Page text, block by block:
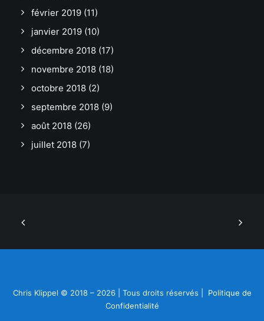
février 2019 (11)
janvier 2019 (10)
décembre 2018 (17)
novembre 2018 (18)
octobre 2018 (2)
septembre 2018 (9)
août 2018 (26)
juillet 2018 (7)
Chris Klippel © 2018 – 2026 | Tous droits réservés | Politique de
Confidentialité